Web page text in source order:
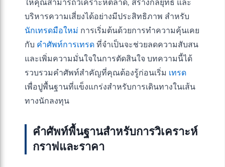
ให้คุณสามารถวิเคราะห์ตลาด, สร้างกลยุทธ์ และ
บริหารความเสี่ยงได้อย่างมีประสิทธิภาพ สำหรับ
นักเทรดมือใหม่ การเริ่มต้นด้วยการทำความคุ้นเคย
กับ คำศัพท์การเทรด ที่จำเป็นจะช่วยลดความสับสน
และเพิ่มความมั่นใจในการตัดสินใจ บทความนี้ได้
รวบรวมคำศัพท์สำคัญที่คุณต้องรู้ก่อนเริ่ม เทรด
เพื่อปูพื้นฐานที่แข็งแกร่งสำหรับการเดินทางในเส้น
ทางนักลงทุน
คำศัพท์พื้นฐานสำหรับการวิเคราะห์
กราฟและราคา